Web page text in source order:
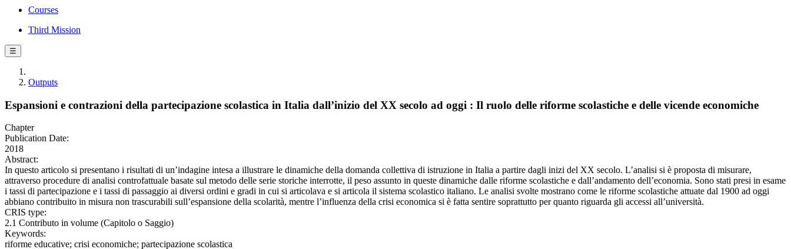
Courses
Third Mission
☰
Outputs
Espansioni e contrazioni della partecipazione scolastica in Italia dall’inizio del XX secolo ad oggi : Il ruolo delle riforme scolastiche e delle vicende economiche
Chapter
Publication Date:
2018
Abstract:
In questo articolo si presentano i risultati di un’indagine intesa a illustrare le dinamiche della domanda collettiva di istruzione in Italia a partire dagli inizi del XX secolo. L’analisi si è proposta di misurare,
attraverso procedure di analisi controfattuale basate sul metodo delle serie storiche interrotte, il peso assunto in queste dinamiche dalle riforme scolastiche e dall’andamento dell’economia. Sono stati presi in esame
i tassi di partecipazione e i tassi di passaggio ai diversi ordini e gradi in cui si articolava e si articola il sistema scolastico italiano. Le analisi svolte mostrano come le riforme scolastiche attuate dal 1900 ad oggi
abbiano contribuito in misura non trascurabili sull’espansione della scolarità, mentre l’influenza della crisi economica si è fatta sentire soprattutto per quanto riguarda gli accessi all’università.
CRIS type:
2.1 Contributo in volume (Capitolo o Saggio)
Keywords:
riforme educative; crisi economiche; partecipazione scolastica